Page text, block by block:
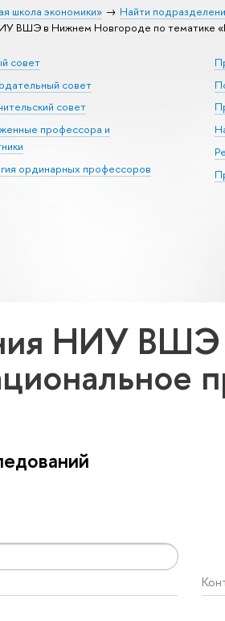
школа экономики» Найти
ВШЭ в Нижнем Новгороде по тематике
совет
совет
совет
профессора и
ординарных профессоров
НИУ